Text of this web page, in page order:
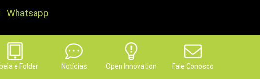
Whatsapp
e Folder Notícias Open Innovation Fale Conosco